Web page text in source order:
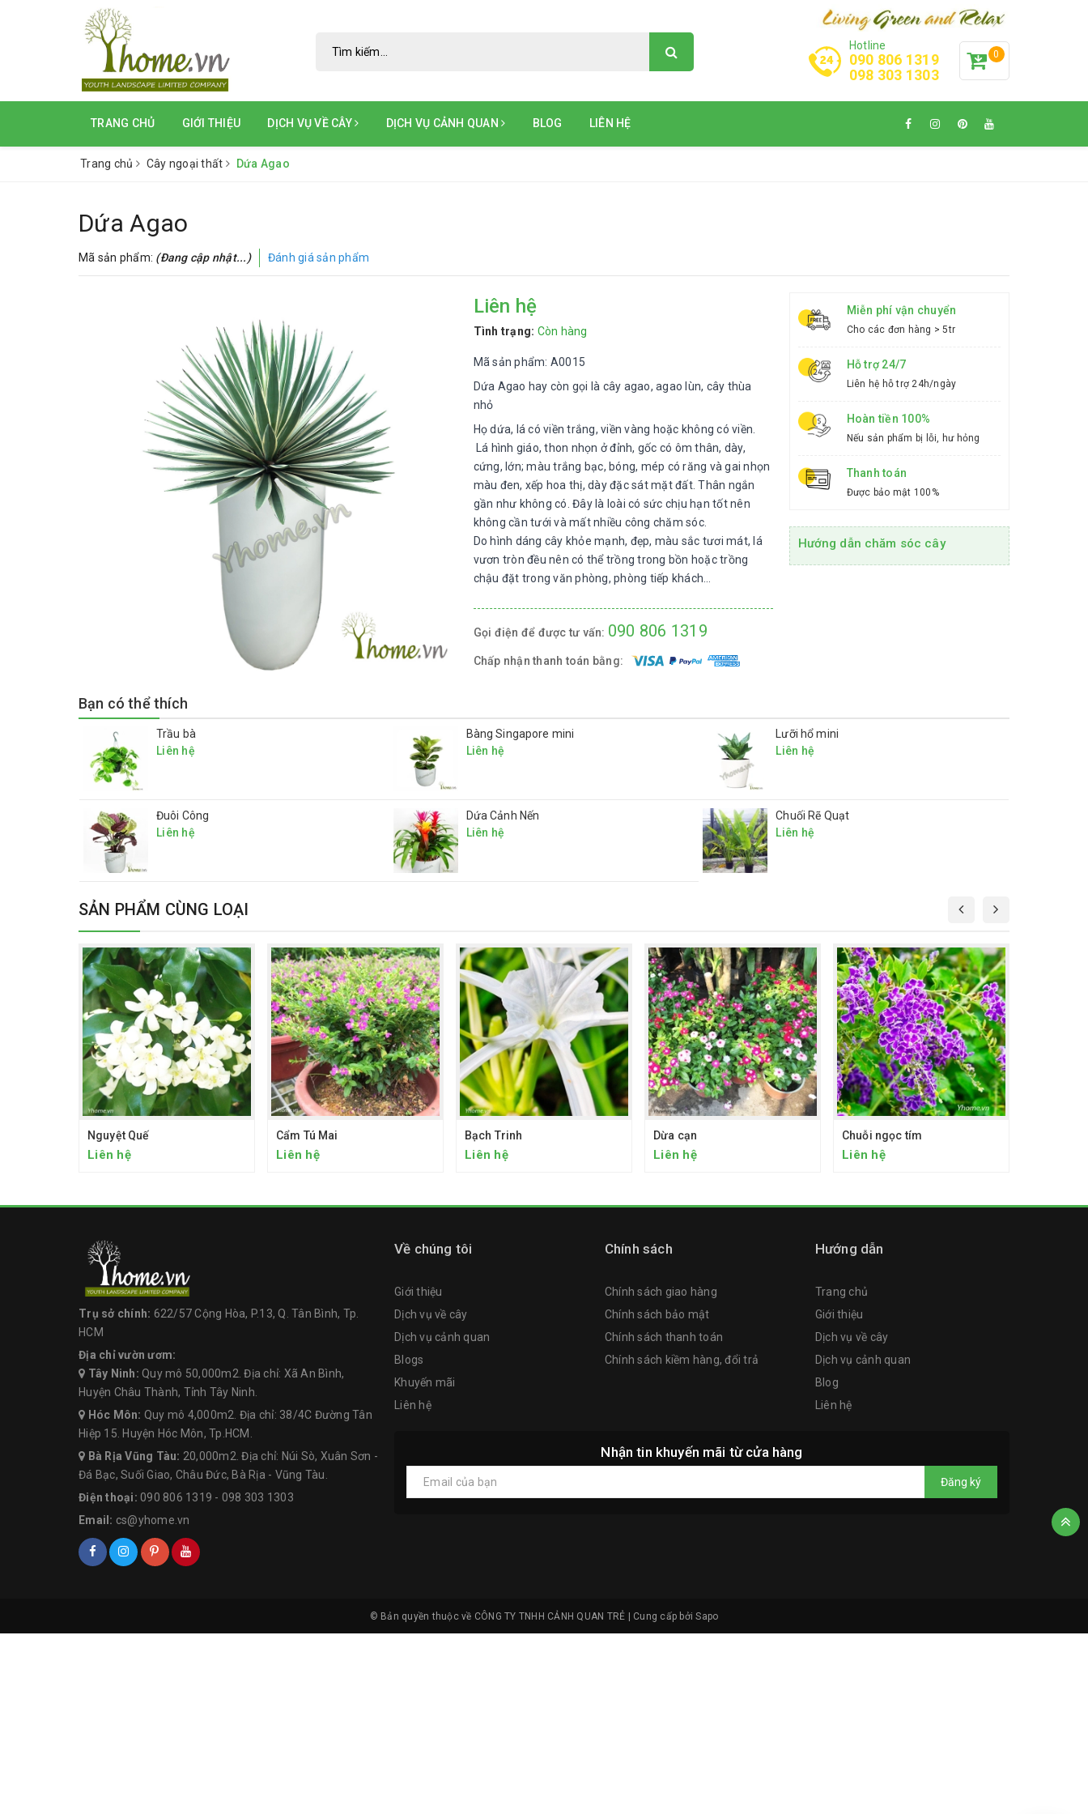
0
Hotline
090 806 1319
098 303 1303
TRANG CHỦ GIỚI THIỆU DỊCH VỤ VỀ CÂY DỊCH VỤ CẢNH QUAN BLOG LIÊN HỆ
Trang chủ Cây ngoại thất Dứa Agao
Dứa Agao
Mã sản phẩm: (Đang cập nhật...) Đánh giá sản phẩm
Liên hệ
Tình trạng: Còn hàng
Mã sản phẩm: A0015
Dứa Agao hay còn gọi là cây agao, agao lùn, cây thùa
nhỏ
Họ dứa, lá có viền trắng, viền vàng hoặc không có viền.
Lá hình giáo, thon nhọn ở đỉnh, gốc có ôm thân, dày,
cứng, lớn; màu trắng bạc, bóng, mép có răng và gai nhọn
màu đen, xếp hoa thị, dày đặc sát mặt đất. Thân ngắn
gần như không có. Đây là loài có sức chịu hạn tốt nên
không cần tưới và mất nhiều công chăm sóc.
Do hình dáng cây khỏe mạnh, đẹp, màu sắc tươi mát, lá
vươn tròn đều nên có thể trồng trong bồn hoặc trồng
chậu đặt trong văn phòng, phòng tiếp khách…
Gọi điện để được tư vấn: 090 806 1319
Chấp nhận thanh toán bằng:
Miễn phí vận chuyển
Cho các đơn hàng > 5tr
Hỗ trợ 24/7
Liên hệ hỗ trợ 24h/ngày
Hoàn tiền 100%
Nếu sản phẩm bị lỗi, hư hỏng
Thanh toán
Được bảo mật 100%
Hướng dẫn chăm sóc cây
Bạn có thể thích
Trầu bà
Liên hệ
Bàng Singapore mini
Liên hệ
Lưỡi hổ mini
Liên hệ
Đuôi Công
Liên hệ
Dứa Cảnh Nến
Liên hệ
Chuối Rẽ Quạt
Liên hệ
SẢN PHẨM CÙNG LOẠI
Nguyệt Quế
Liên hệ
Cẩm Tú Mai
Liên hệ
Bạch Trinh
Liên hệ
Dừa cạn
Liên hệ
Chuỗi ngọc tím
Liên hệ
Trụ sở chính: 622/57 Cộng Hòa, P.13, Q. Tân Bình, Tp.
HCM
Địa chỉ vườn ươm:
Tây Ninh: Quy mô 50,000m2. Địa chỉ: Xã An Bình,
Huyện Châu Thành, Tỉnh Tây Ninh.
Hóc Môn: Quy mô 4,000m2. Địa chỉ: 38/4C Đường Tân
Hiệp 15. Huyện Hóc Môn, Tp.HCM.
Bà Rịa Vũng Tàu: 20,000m2. Địa chỉ: Núi Sò, Xuân Sơn -
Đá Bạc, Suối Giao, Châu Đức, Bà Rịa - Vũng Tàu.
Điện thoại: 090 806 1319 - 098 303 1303
Email: cs@yhome.vn
Về chúng tôi
Giới thiệu
Dịch vụ về cây
Dịch vụ cảnh quan
Blogs
Khuyến mãi
Liên hệ
Chính sách
Chính sách giao hàng
Chính sách bảo mật
Chính sách thanh toán
Chính sách kiềm hàng, đổi trả
Hướng dẫn
Trang chủ
Giới thiệu
Dịch vụ về cây
Dịch vụ cảnh quan
Blog
Liên hệ
Nhận tin khuyến mãi từ cửa hàng
Đăng ký
© Bản quyền thuộc về CÔNG TY TNHH CẢNH QUAN TRẺ Cung cấp bởiSapo